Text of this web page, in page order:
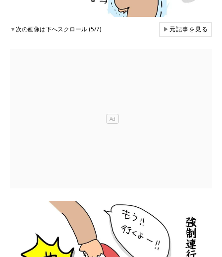
▼次の画像は下へスクロール (5/7) ▶元記事を見る